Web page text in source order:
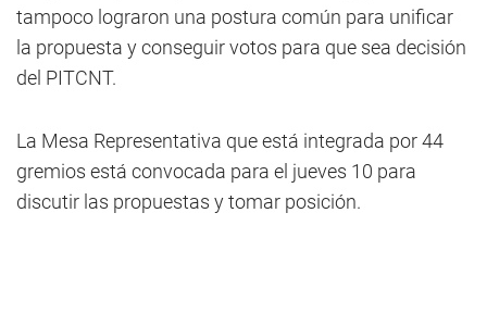
tampoco lograron una postura común para unificar
la propuesta y conseguir votos para que sea decisión
del PITCNT.
La Mesa Representativa que está integrada por 44
gremios está convocada para el jueves 10 para
discutir las propuestas y tomar posición.